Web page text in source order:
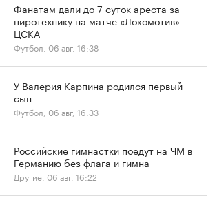
Фанатам дали до 7 суток ареста за
пиротехнику на матче «Локомотив» —
ЦСКА
Футбол, 06 авг, 16:38
У Валерия Карпина родился первый
сын
Футбол, 06 авг, 16:33
Российские гимнастки поедут на ЧМ в
Германию без флага и гимна
Другие, 06 авг, 16:22